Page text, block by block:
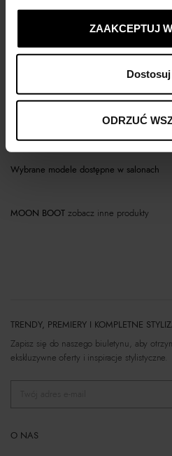
ustawienia prywatności.
ZAAKCEPTUJ
Dostosuj
ODRZUĆ
Kup teraz, Zapłać później!
Wybrane modele dostępne w salonach
MOON BOOT zobacz inne produkty
TRENDY, PREMIERY I KOMPLETNE
Zapisz się do naszego biuletynu, aby
ekskluzywne oferty i inspiracje stylistyczne.
O NAS